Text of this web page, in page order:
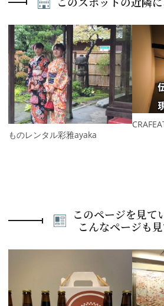
P
r
e
v
i
o
u
s
きものレンタル彩雅ayaka
このページを見て
こんなページも